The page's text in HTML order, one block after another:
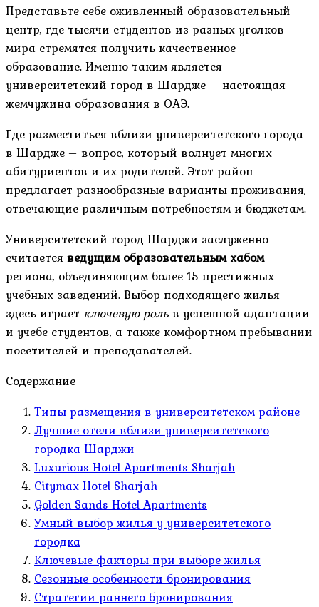
Представьте себе оживленный образовательный
центр, где тысячи студентов из разных уголков
мира стремятся получить качественное
образование. Именно таким является
университетский город в Шардже – настоящая
жемчужина образования в ОАЭ.
Где разместиться вблизи университетского города
в Шардже – вопрос, который волнует многих
абитуриентов и их родителей. Этот район
предлагает разнообразные варианты проживания,
отвечающие различным потребностям и бюджетам.
Университетский город Шарджи заслуженно
считаетсяведущим образовательным хабом
региона, объединяющим более 15 престижных
учебных заведений. Выбор подходящего жилья
здесь играет ключевую рольв успешной адаптации
и учебе студентов, а также комфортном пребывании
посетителей и преподавателей.
Содержание
Типы размещения в университетском районе
Лучшие отели вблизи университетского
городка Шарджи
Luxurious Hotel Apartments Sharjah
Citymax Hotel Sharjah
Golden Sands Hotel Apartments
Умный выбор жилья у университетского
городка
Ключевые факторы при выборе жилья
Сезонные особенности бронирования
Стратегии раннего бронирования